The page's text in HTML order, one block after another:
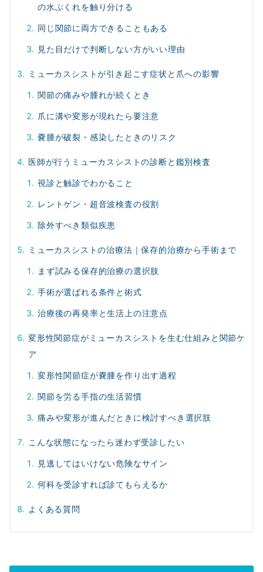
の水ぶくれを触り分ける
同じ関節に両方できることもある
見た目だけで判断しない方がいい理由
ミューカスシストが引き起こす症状と爪への影響
関節の痛みや腫れが続くとき
爪に溝や変形が現れたら要注意
嚢腫が破裂・感染したときのリスク
医師が行うミューカスシストの診断と鑑別検査
視診と触診でわかること
レントゲン・超音波検査の役割
除外すべき類似疾患
ミューカスシストの治療法｜保存的治療から手術まで
まず試みる保存的治療の選択肢
手術が選ばれる条件と術式
治療後の再発率と生活上の注意点
変形性関節症がミューカスシストを生む仕組みと関節ケ
ア
変形性関節症が嚢腫を作り出す過程
関節を労る手指の生活習慣
痛みや変形が進んだときに検討すべき選択肢
こんな状態になったら迷わず受診したい
見逃してはいけない危険なサイン
何科を受診すれば診てもらえるか
よくある質問